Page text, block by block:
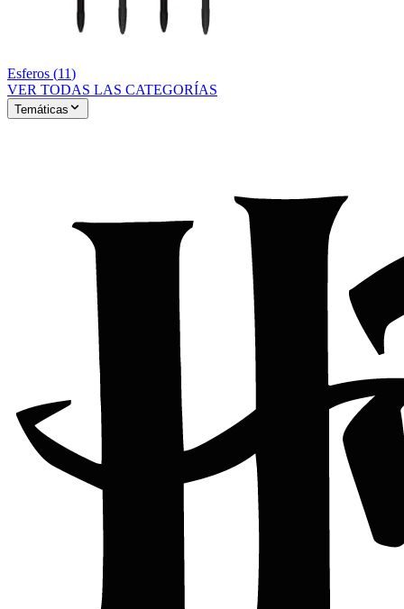
Esferos (11)
VER TODAS LAS CATEGORÍAS
Temáticas